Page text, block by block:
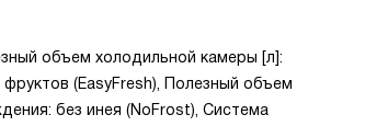
объем холодильной камеры [л]:
(EasyFresh), Полезный объем
без инея (NoFrost), Система